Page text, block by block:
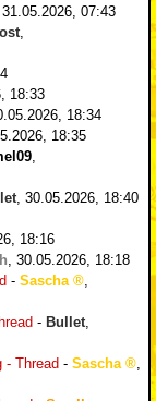
31.05.2026, 07:43
18:33
18:34
18:35
30.05.2026, 18:40
18:16
30.05.2026, 18:18
- Sascha
- Bullet
- Thread - Sascha